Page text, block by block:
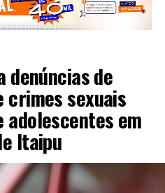
denúncias de
crimes sexuais
em
Itaipu